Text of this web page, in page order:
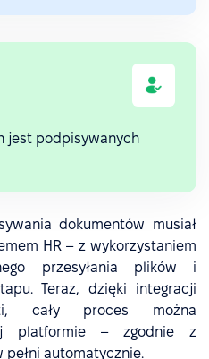
jest podpisywanych
dokumentów musiał
HR – z wykorzystaniem
przesyłania plików i
Teraz, dzięki integracji
cały proces można
platformie – zgodnie z
automatycznie.